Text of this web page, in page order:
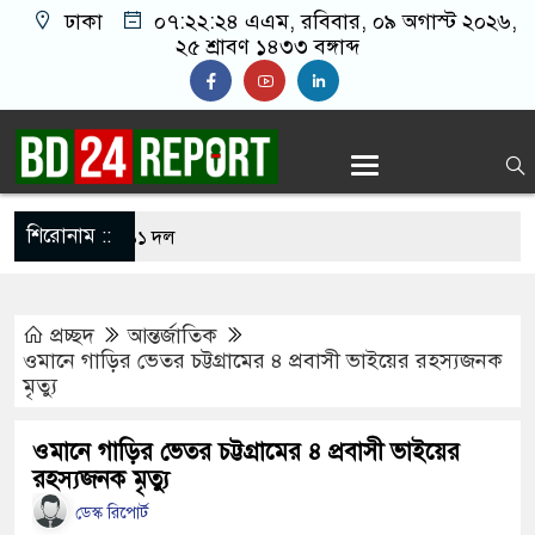
ঢাকা ০৭:২২:২৫ এএম, রবিবার, ০৯ অগাস্ট ২০২৬,
২৫ শ্রাবণ ১৪৩৩ বঙ্গাব্দ
শিরোনাম ::
ঘোষণা করল ১১ দল
বেধ’ড়’ক পি’টি’য়ে হাসপাতালে পাঠাল নি’ষি’দ্ধ
লাইফের পার্ট: শাকিব খান
পতাকায় সাকিবের অটোগ্রাফ, ভাইরাল নেট
প্রচ্ছদ
আন্তর্জাতিক
ওমানে গাড়ির ভেতর চট্টগ্রামের ৪ প্রবাসী ভাইয়ের রহস্যজনক
মৃত্যু
ওমানে গাড়ির ভেতর চট্টগ্রামের ৪ প্রবাসী ভাইয়ের
রহস্যজনক মৃত্যু
ডেস্ক রিপোর্ট